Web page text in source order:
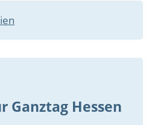
Ganztag Hessen